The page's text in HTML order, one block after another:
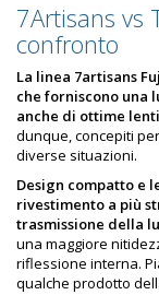
7Artisans vs
confronto
La linea 7artisans
che forniscono una
anche di ottime
dunque, concepiti
diverse situazioni.
Design compatto e
rivestimento a più
trasmissione della
una maggiore
riflessione interna.
qualche prodotto